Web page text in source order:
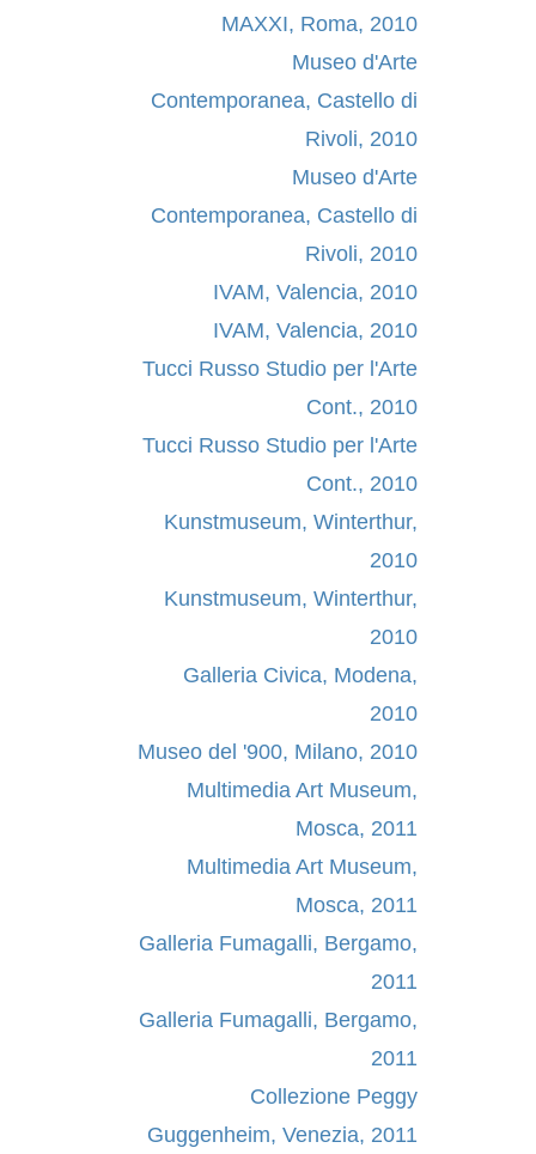
MAXXI, Roma, 2010
Museo d'Arte
Contemporanea, Castello di
Rivoli, 2010
Museo d'Arte
Contemporanea, Castello di
Rivoli, 2010
IVAM, Valencia, 2010
IVAM, Valencia, 2010
Tucci Russo Studio per l'Arte
Cont., 2010
Tucci Russo Studio per l'Arte
Cont., 2010
Kunstmuseum, Winterthur,
2010
Kunstmuseum, Winterthur,
2010
Galleria Civica, Modena,
2010
Museo del '900, Milano, 2010
Multimedia Art Museum,
Mosca, 2011
Multimedia Art Museum,
Mosca, 2011
Galleria Fumagalli, Bergamo,
2011
Galleria Fumagalli, Bergamo,
2011
Collezione Peggy
Guggenheim, Venezia, 2011